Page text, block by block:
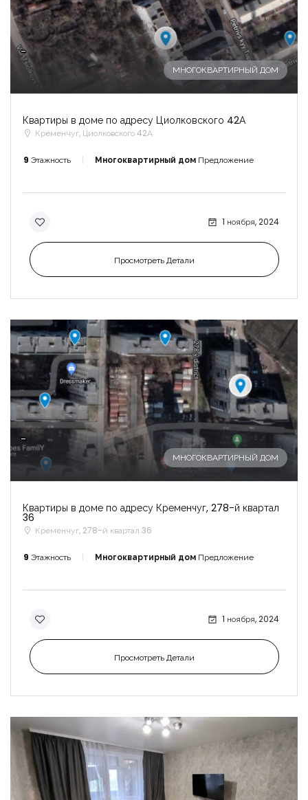
-
МНОГОКВАРТИРНЫЙ ДОМ
Квартиры в доме по адресу Циолковского 42А
Кременчуг, Циолковского 42А
9 Этажность Многоквартирный дом Предложение
1 ноября, 2024
Просмотреть Детали
-
МНОГОКВАРТИРНЫЙ ДОМ
Квартиры в доме по адресу Кременчуг, 278-й квартал
36
Кременчуг, 278-й квартал 36
9 Этажность Многоквартирный дом Предложение
1 ноября, 2024
Просмотреть Детали